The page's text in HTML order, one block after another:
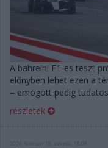
A bahreini F1-es teszt
előnyben lehet ezen a
– emögött pedig
részletek
2026. február 18. szerda, 18:08